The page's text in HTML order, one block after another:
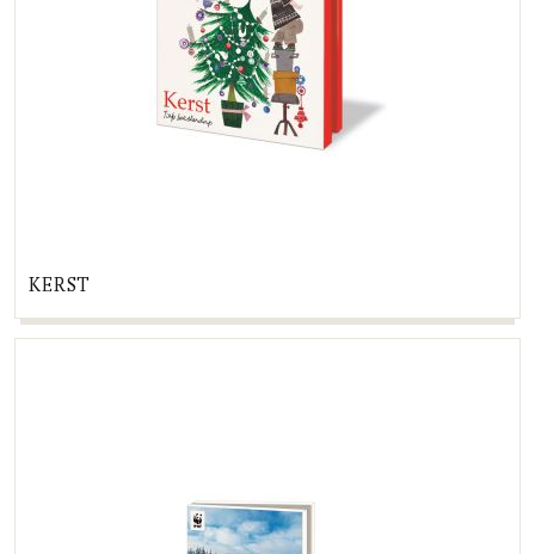
KERST